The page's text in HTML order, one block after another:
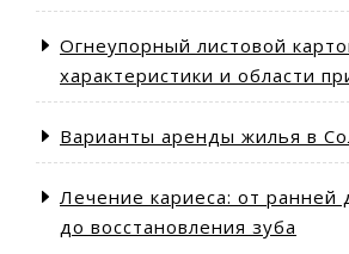
Огнеупорный листовой
характеристики и области
Варианты аренды жилья в
Лечение кариеса: от ранней
до восстановления зуба